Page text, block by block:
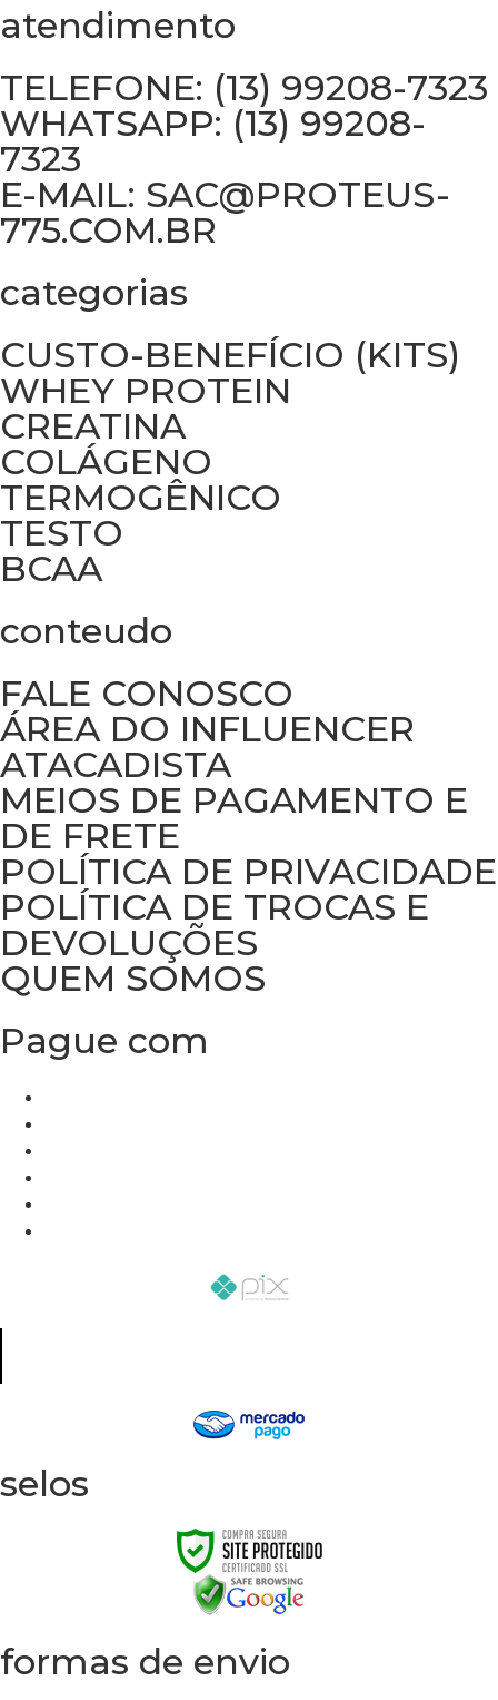
atendimento
TELEFONE: (13) 99208-7323
WHATSAPP: (13) 99208-
7323
E-MAIL: SAC@PROTEUS-
775.COM.BR
categorias
CUSTO-BENEFÍCIO (KITS)
WHEY PROTEIN
CREATINA
COLÁGENO
TERMOGÊNICO
TESTO
BCAA
conteudo
FALE CONOSCO
ÁREA DO INFLUENCER
ATACADISTA
MEIOS DE PAGAMENTO E
DE FRETE
POLÍTICA DE PRIVACIDADE
POLÍTICA DE TROCAS E
DEVOLUÇÕES
QUEM SOMOS
Pague com
selos
formas de envio